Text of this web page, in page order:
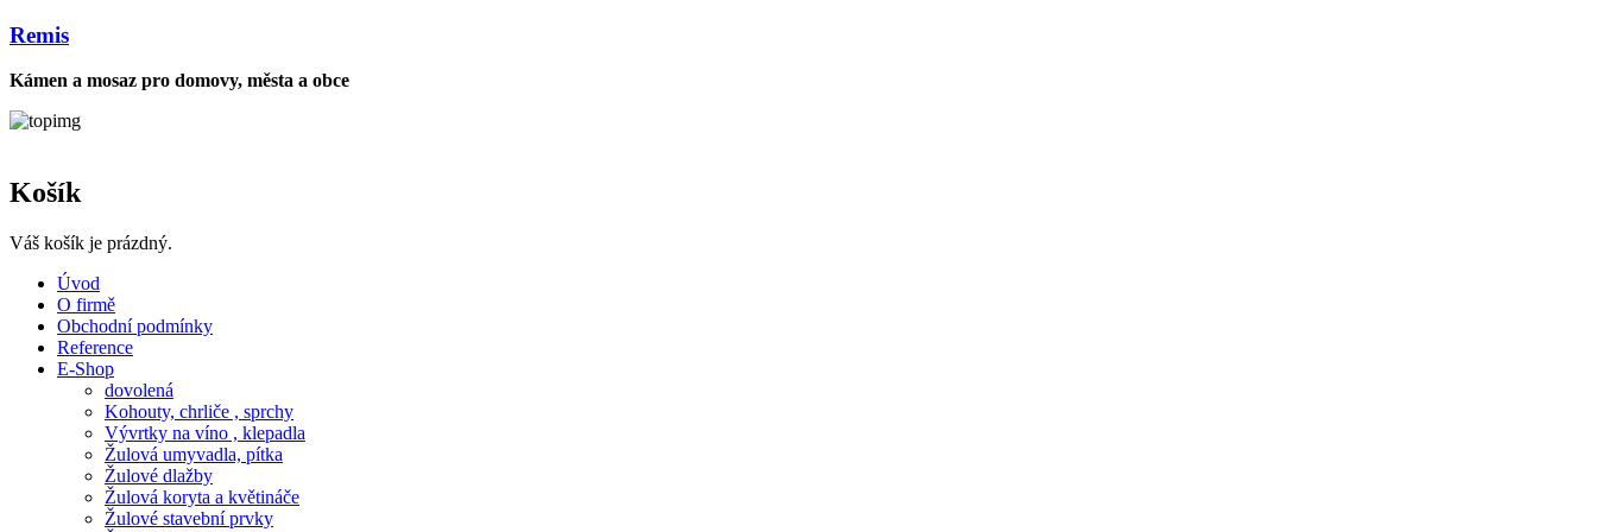
Remis
Kámen a mosaz pro domovy, města a obce
Košík
Váš košík je prázdný.
Úvod
O firmě
Obchodní podmínky
Reference
E-Shop
dovolená
Kohouty, chrliče , sprchy
Vývrtky na víno , klepadla
Žulová umyvadla, pítka
Žulové dlažby
Žulová koryta a květináče
Žulové stavební prvky